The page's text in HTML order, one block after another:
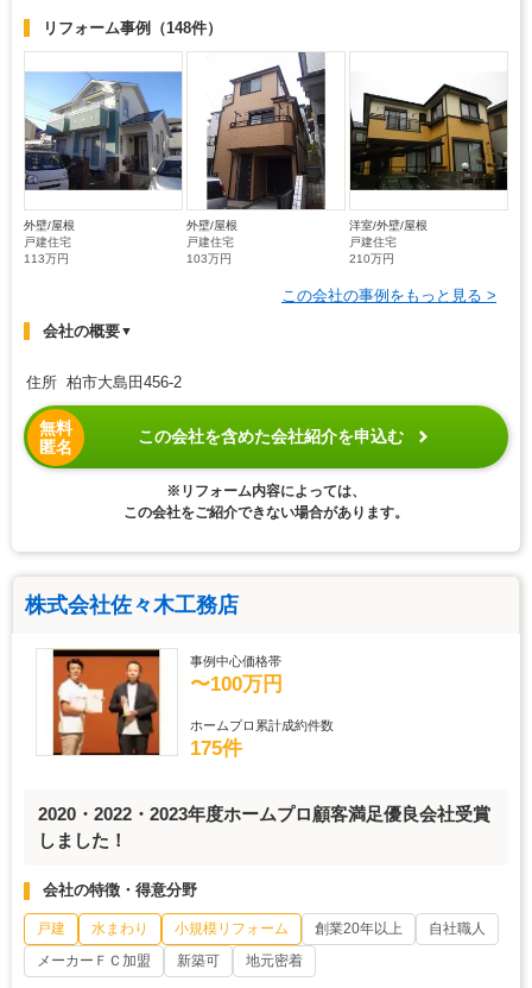
リフォーム事例 （148件）
外壁/屋根
戸建住宅
113万円
外壁/屋根
戸建住宅
103万円
洋室/外壁/屋根
戸建住宅
210万円
この会社の事例をもっと見る >
会社の概要▼
住所 柏市大島田456-2
無料
匿名
この会社を含めた会社紹介を申込む
※リフォーム内容によっては、
この会社をご紹介できない場合があります。
株式会社佐々木工務店
事例中心価格帯
〜100万円
ホームプロ累計成約件数
175件
2020・2022・2023年度ホームプロ顧客満足優良会社受賞
しました！
会社の特徴・得意分野
戸建 水まわり 小規模リフォーム 創業20年以上
自社職人
メーカーＦＣ加盟
新築可 地元密着